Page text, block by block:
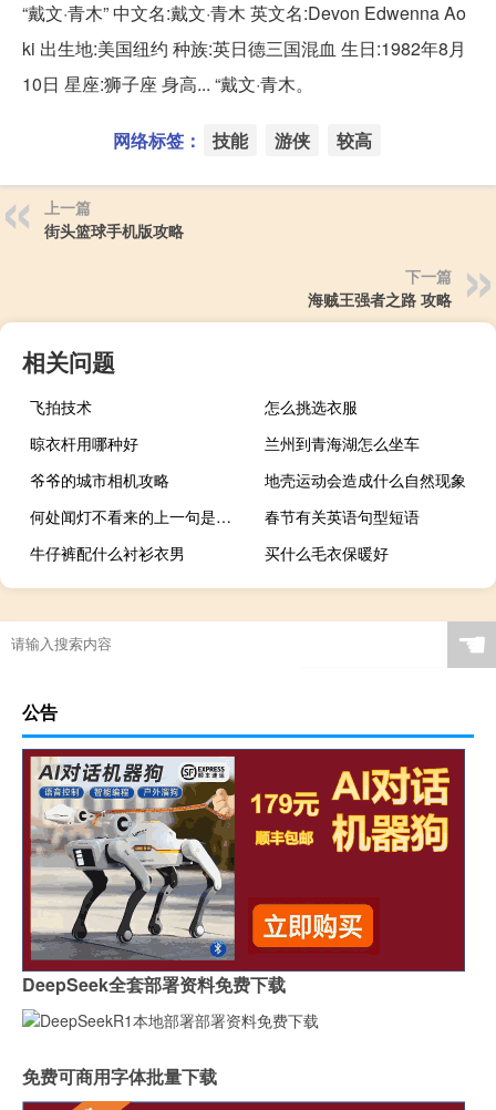
“戴文·青木” 中文名:戴文·青木 英文名:Devon Edwenna Ao
ki 出生地:美国纽约 种族:英日德三国混血 生日:1982年8月
10日 星座:狮子座 身高... “戴文·青木。
网络标签： 技能 游侠 较高
上一篇
街头篮球手机版攻略
下一篇
海贼王强者之路 攻略
相关问题
飞拍技术
怎么挑选衣服
晾衣杆用哪种好
兰州到青海湖怎么坐车
爷爷的城市相机攻略
地壳运动会造成什么自然现象
何处闻灯不看来的上一句是什么
春节有关英语句型短语
牛仔裤配什么衬衫衣男
买什么毛衣保暖好
☚
公告
DeepSeek全套部署资料免费下载
免费可商用字体批量下载